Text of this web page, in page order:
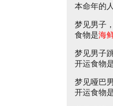
本命年的
梦见男子
食物是海
梦见男子
开运食物
梦见哑巴
开运食物